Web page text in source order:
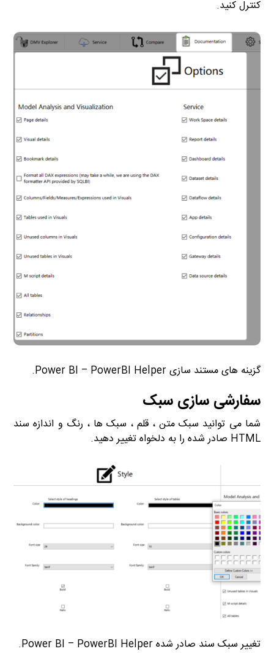
کنترل کنید.
گزینه های مستند سازی Power BI – PowerBI Helper.
سفارشی سازی سبک
شما می توانید سبک متن ، قلم ، سبک ها ، رنگ و اندازه سند
HTML صادر شده را به دلخواه تغییر دهید.
تغییر سبک سند صادر شده Power BI – PowerBI Helper.